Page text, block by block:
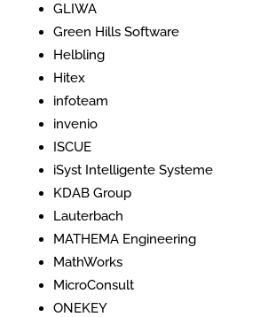
GLIWA
Green Hills Software
Helbling
Hitex
infoteam
invenio
ISCUE
iSyst Intelligente Systeme
KDAB Group
Lauterbach
MATHEMA Engineering
MathWorks
MicroConsult
ONEKEY